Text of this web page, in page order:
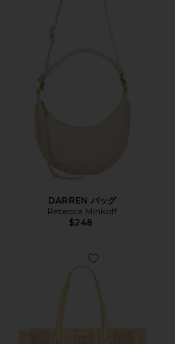
DARREN バッグ
Rebecca Minkoff
$248
Favorite ラージトート